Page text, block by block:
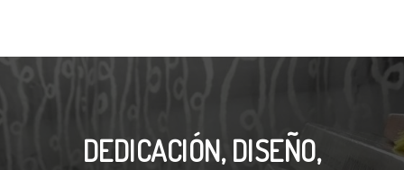
DEDICACIÓN, DISEÑO,